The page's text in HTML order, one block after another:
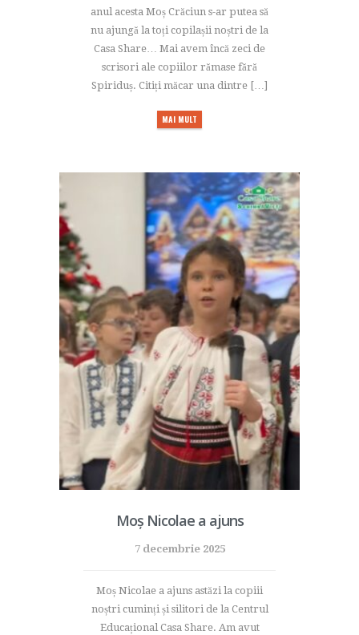
anul acesta Moș Crăciun s-ar putea să
nu ajungă la toți copilașii noștri de la
Casa Share… Mai avem încă zeci de
scrisori ale copiilor rămase fără
Spiriduș. Citiți măcar una dintre […]
MAI MULT
Moș Nicolae a ajuns
7 decembrie 2025
Moș Nicolae a ajuns astăzi la copiii
noștri cuminți și silitori de la Centrul
Educațional Casa Share. Am avut